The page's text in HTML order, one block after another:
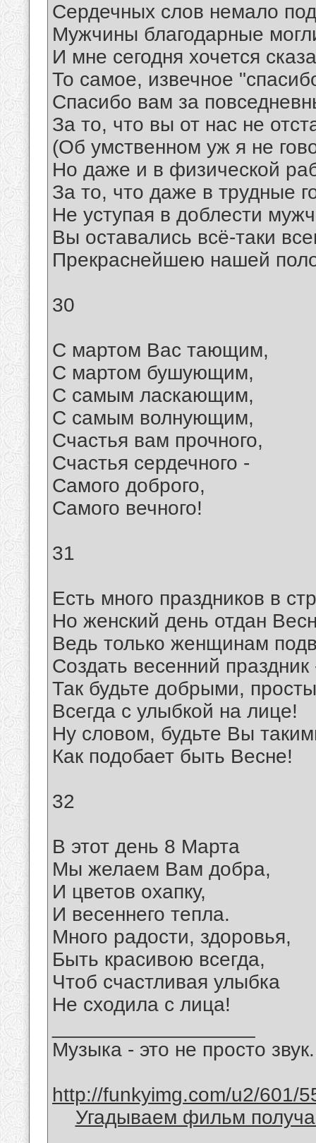
Сердечных слов немало
Мужчины благодарные
И мне сегодня хочется
То самое, извечное
Спасибо вам за
За то, что вы от нас не
(Об умственном уж я не
Hо даже и в физической
За то, что даже в трудные
Hе уступая в доблести
Вы оставались всё-таки
Прекраснейшею нашей
30
С мартом Вас тающим,
С мартом бушующим,
С самым ласкающим,
С самым волнующим,
Счастья вам прочного,
Счастья сердечного -
Самого доброго,
Самого вечного!
31
Есть много праздников в
Но женский день отдан
Ведь только женщинам
Создать весенний праздник
Так будьте добрыми,
Всегда с улыбкой на лице!
Ну словом, будьте Вы
Как подобает быть Весне!
32
В этот день 8 Марта
Мы желаем Вам добра,
И цветов охапку,
И весеннего тепла.
Много радости, здоровья,
Быть красивою всегда,
Чтоб счастливая улыбка
Не сходила с лица!
Музыка - это не просто
http://funkyimg.com/u2/601/
Угадываем фильм